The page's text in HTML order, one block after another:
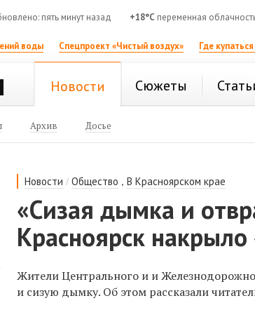
пять минут назад +18°C переменная
воды Спецпроект «Чистый воздух» Где
Новости Сюжеты
Архив Досье
Новости /Общество ,В Красноярском крае
«Сизая дымка и
Красноярск
Жители Центрального и и
и сизую дымку. Об этом рассказали